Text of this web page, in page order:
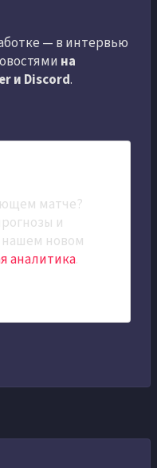
— в интервью
на
и Discord.
матче?
и
нашем новом
аналитика.